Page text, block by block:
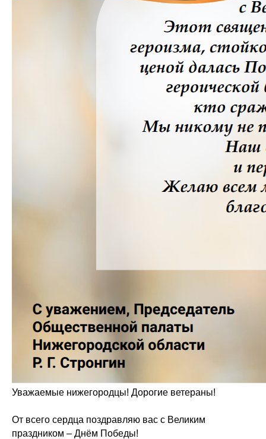
Уважаемые нижегородцы! Дорогие ветераны!
От всего сердца поздравляю вас с Великим
праздником – Днём Победы!